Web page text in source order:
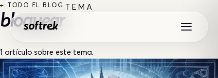
Saltar al contenido
← TODO EL BLOG TEMA
bloguear
1 artículo sobre este tema.